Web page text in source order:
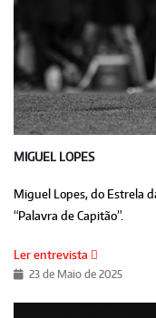
MIGUEL LOPES
Miguel Lopes, do Estrela
“Palavra de Capitão”.
Ler entrevista
23 de Maio de 2025